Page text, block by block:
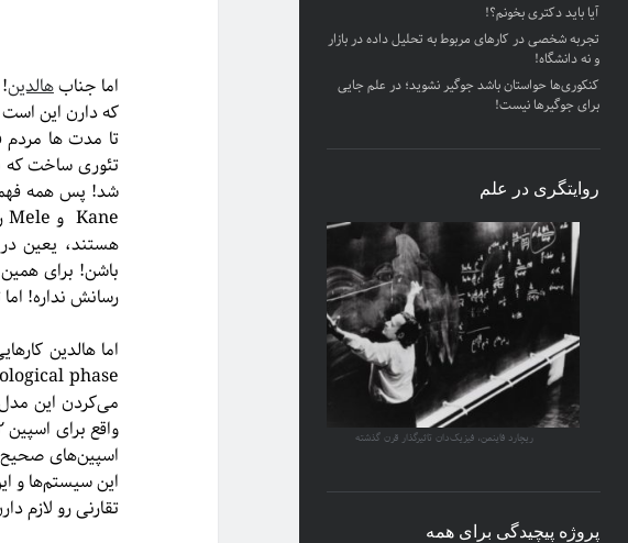
آیا باید دکتری بخونم؟!
تجربه شخصی در کارهای مربوط به تحلیل داده در بازار
و نه دانشگاه!
کنکوری‌ها حواستان باشد جوگیر نشوید؛ در علم جایی
برای جوگیرها نیست!
روایتگری در علم
ریچارد فاینمن، فیزیک‌دان تاثیرگذار قرن گذشته
پروژه پیچیدگی برای همه
اما جنابهالدین
که دارن این
تا مدت ها
Kane و Mele روی گرافین کردن و
هستند، یعین
رسانش نداره!
این سیستم‌ها و
تقارنی رو لازم